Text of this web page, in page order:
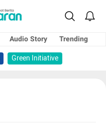
Audio Story
Trending
Green Initiative